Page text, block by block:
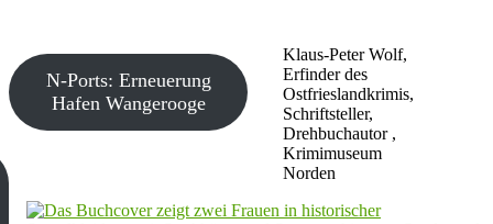
Klaus-Peter Wolf,
Erfinder des
Ostfrieslandkrimis,
Schriftsteller,
Drehbuchautor ,
Krimimuseum
Norden
N-Ports: Erneuerung
Hafen Wangerooge